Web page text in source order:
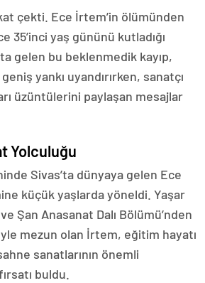
çekti. Ece İrtem’in ölümünden
35’inci yaş gününü kutladığı
gelen bu beklenmedik kayıp,
yankı uyandırırken, sanatçı
üzüntülerini paylaşan mesajlar
Yolculuğu
Sivas’ta dünyaya gelen Ece
küçük yaşlarda yöneldi. Yaşar
Şan Anasanat Dalı Bölümü’nden
mezun olan İrtem, eğitim hayatı
sanatlarının önemli
buldu.